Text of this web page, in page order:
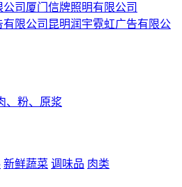
厦门信牌照明有限公司
昆明润宇霓虹广告有限公
、粉、原浆
新鲜蔬菜 调味品 肉类